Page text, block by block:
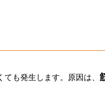
も発生します。原因は、